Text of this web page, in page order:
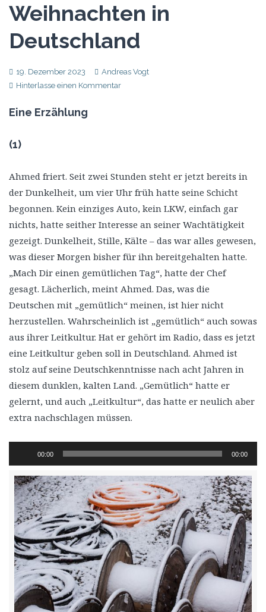
Weihnachten in
Deutschland
19. Dezember 2023
Andreas Vogt
Hinterlasse einen Kommentar
Eine Erzählung
(1)
Ahmed friert. Seit zwei Stunden steht er jetzt bereits in
der Dunkelheit, um vier Uhr früh hatte seine Schicht
begonnen. Kein einziges Auto, kein LKW, einfach gar
nichts, hatte seither Interesse an seiner Wachtätigkeit
gezeigt. Dunkelheit, Stille, Kälte – das war alles gewesen,
was dieser Morgen bisher für ihn bereitgehalten hatte.
„Mach Dir einen gemütlichen Tag“, hatte der Chef
gesagt. Lächerlich, meint Ahmed. Das, was die
Deutschen mit „gemütlich“ meinen, ist hier nicht
herzustellen. Wahrscheinlich ist „gemütlich“ auch sowas
aus ihrer Leitkultur. Hat er gehört im Radio, dass es jetzt
eine Leitkultur geben soll in Deutschland. Ahmed ist
stolz auf seine Deutschkenntnisse nach acht Jahren in
diesem dunklen, kalten Land. „Gemütlich“ hatte er
gelernt, und auch „Leitkultur“, das hatte er neulich aber
extra nachschlagen müssen.
Player
00:00 00:00